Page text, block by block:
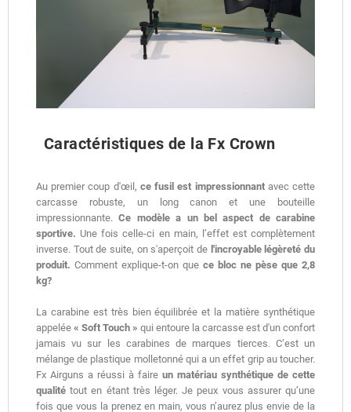
Caractéristiques de la Fx Crown
Au premier coup d'œil, ce fusil est impressionnantavec cette
carcasse robuste, un long canon et une bouteille
impressionnante.Ce modèle a un bel aspect de carabine
sportive. Une fois celle-ci en main, l’effet est complètement
inverse. Tout de suite, on s'aperçoit de l'incroyable légèreté du
produit. Comment explique-t-on que ce bloc ne pèse que 2,8
kg?
La carabine est très bien équilibrée et la matière synthétique
appelée « Soft Touch » qui entoure la carcasse est d'un confort
jamais vu sur les carabines de marques tierces. C’est un
mélange de plastique molletonné qui a un effet grip au toucher.
Fx Airguns a réussi à faire un matériau synthétique de cette
qualité tout en étant très léger. Je peux vous assurer qu’une
fois que vous la prenez en main, vous n’aurez plus envie de la